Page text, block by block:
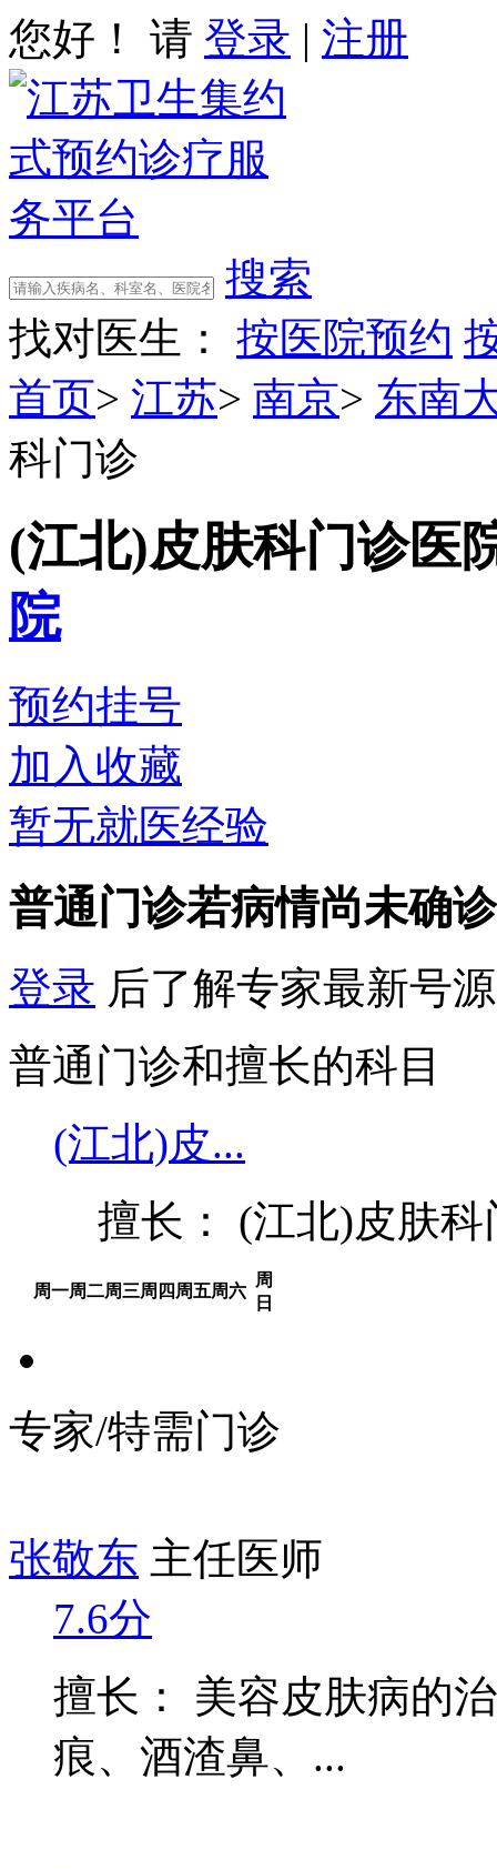
您好！ 请 登录 | 注册
搜索
找对医生：
按医院预约
首页> 江苏> 南京> 东南
科门诊
(江北)皮肤科门诊医
院
预约挂号
加入收藏
暂无就医经验
普通门诊若病情尚未确
登录 后了解专家最新号
普通门诊和擅长的科目
(江北)皮...
擅长： (江北)皮肤
周一周二周三周四 周五周六
周
日
专家/特需门诊
张敬东 主任医师
7.6分
擅长： 美容皮肤病的
痕、酒渣鼻、...